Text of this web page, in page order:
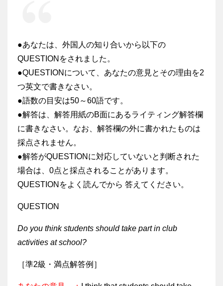
●あなたは、外国人の知り合いから以下の
QUESTIONをされました。
●QUESTIONについて、あなたの意見とその理由を2
つ英文で書きなさい。
●語数の目安は50～60語です。
●解答は、解答用紙のB面にあるライティング解答欄
に書きなさい。なお、解答欄の外に書かれたものは
採点されません。
●解答がQUESTIONに対応していないと判断された
場合は、0点と採点されることがあります。
QUESTIONをよく読んでから 答えてください。
QUESTION
Do you think students should take part in club
activities at school?
［準2級・満点解答例］